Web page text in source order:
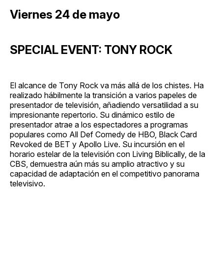
Viernes 24 de mayo
SPECIAL EVENT: TONY ROCK
El alcance de Tony Rock va más allá de los chistes. Ha
realizado hábilmente la transición a varios papeles de
presentador de televisión, añadiendo versatilidad a su
impresionante repertorio. Su dinámico estilo de
presentador atrae a los espectadores a programas
populares como All Def Comedy de HBO, Black Card
Revoked de BET y Apollo Live. Su incursión en el
horario estelar de la televisión con Living Biblically, de la
CBS, demuestra aún más su amplio atractivo y su
capacidad de adaptación en el competitivo panorama
televisivo.